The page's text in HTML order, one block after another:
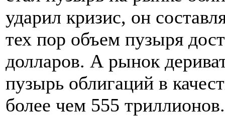
ударил кризис, он
тех пор объем пузыря
долларов. А рынок
пузырь облигаций в
более чем 555 триллионов.